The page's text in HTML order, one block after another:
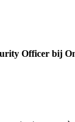
Officer bij